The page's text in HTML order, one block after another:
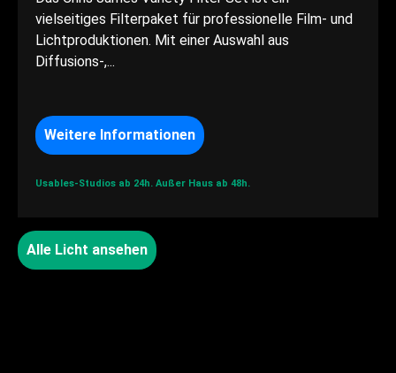
vielseitiges Filterpaket für professionelle Film- und
Lichtproduktionen. Mit einer Auswahl aus
Diffusions-,...
Weitere Informationen
Usables-Studios ab 24h. Außer Haus ab 48h.
Alle Licht ansehen